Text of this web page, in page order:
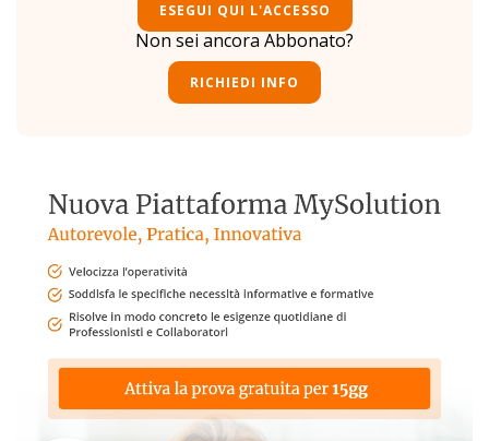
ESEGUI QUI L'ACCESSO
Non sei ancora Abbonato?
RICHIEDI INFO